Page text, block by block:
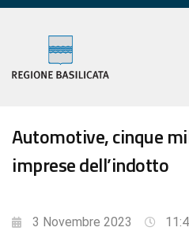
Automotive, cinque
imprese dell’indotto
3 Novembre 2023